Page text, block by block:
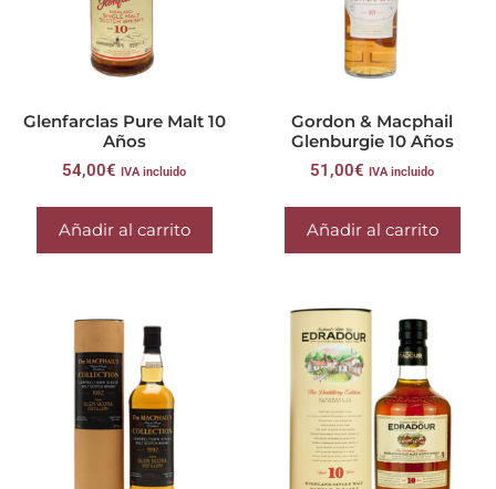
Glenfarclas Pure Malt 10
Años
54,00€ IVA incluido
Añadir al carrito
Gordon & Macphail
Glenburgie 10 Años
51,00€ IVA incluido
Añadir al carrito